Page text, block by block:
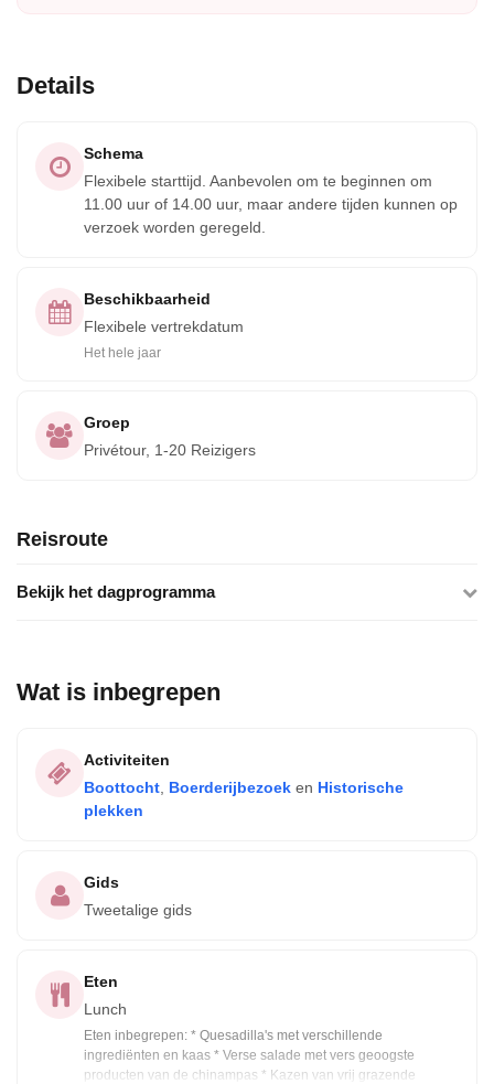
Details
Schema
Flexibele starttijd. Aanbevolen om te beginnen om
11.00 uur of 14.00 uur, maar andere tijden kunnen op
verzoek worden geregeld.
Beschikbaarheid
Flexibele vertrekdatum
Het hele jaar
Groep
Privétour, 1-20 Reizigers
Reisroute
Bekijk het dagprogramma
Wat is inbegrepen
Activiteiten
Boottocht Boerderijbezoek en Historische
plekken
Gids
Tweetalige gids
Eten
Lunch
Eten inbegrepen: * Quesadilla's met verschillende
ingrediënten en kaas * Verse salade met vers geoogste
producten van de chinampas * Kazen van vrij grazende